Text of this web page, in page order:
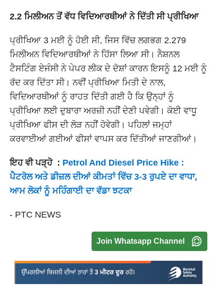
2.2 ਮਿਲੀਅਨ ਤੋਂ ਵੱਧ ਵਿਦਿਆਰਥੀਆਂ ਨੇ ਦਿੱਤੀ ਸੀ ਪ੍ਰੀਖਿਆ
ਪ੍ਰੀਖਿਆ 3 ਮਈ ਨੂੰ ਹੋਈ ਸੀ, ਜਿਸ ਵਿੱਚ ਲਗਭਗ 2.279
ਮਿਲੀਅਨ ਵਿਦਿਆਰਥੀਆਂ ਨੇ ਹਿੱਸਾ ਲਿਆ ਸੀ। ਨੈਸ਼ਨਲ
ਟੈਸਟਿੰਗ ਏਜੰਸੀ ਨੇ ਪੇਪਰ ਲੀਕ ਦੇ ਦੋਸ਼ਾਂ ਕਾਰਨ ਇਸਨੂੰ 12 ਮਈ ਨੂੰ
ਰੱਦ ਕਰ ਦਿੱਤਾ ਸੀ। ਨਵੀਂ ਪ੍ਰੀਖਿਆ ਮਿਤੀ ਦੇ ਨਾਲ,
ਵਿਦਿਆਰਥੀਆਂ ਨੂੰ ਰਾਹਤ ਦਿੱਤੀ ਗਈ ਹੈ ਕਿ ਉਨ੍ਹਾਂ ਨੂੰ
ਪ੍ਰੀਖਿਆ ਲਈ ਦੁਬਾਰਾ ਅਰਜ਼ੀ ਨਹੀਂ ਦੇਣੀ ਪਵੇਗੀ। ਕੋਈ ਵਾਧੂ
ਪ੍ਰੀਖਿਆ ਫੀਸ ਦੀ ਲੋੜ ਨਹੀਂ ਹੋਵੇਗੀ। ਪਹਿਲਾਂ ਜਮ੍ਹਾਂ
ਕਰਵਾਈਆਂ ਗਈਆਂ ਫੀਸਾਂ ਵਾਪਸ ਕਰ ਦਿੱਤੀਆਂ ਜਾਣਗੀਆਂ।
ਇਹ ਵੀ ਪੜ੍ਹੋ : Petrol And Diesel Price Hike :
ਪੈਟਰੋਲ ਅਤੇ ਡੀਜ਼ਲ ਦੀਆਂ ਕੀਮਤਾਂ ਵਿੱਚ 3-3 ਰੁਪਏ ਦਾ ਵਾਧਾ,
ਆਮ ਲੋਕਾਂ ਨੂੰ ਮਹਿੰਗਾਈ ਦਾ ਵੱਡਾ ਝਟਕਾ
- PTC NEWS
Join Whatsapp Channel